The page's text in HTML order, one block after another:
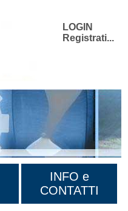
LOGIN
Registrati...
INFO e
CONTATTI